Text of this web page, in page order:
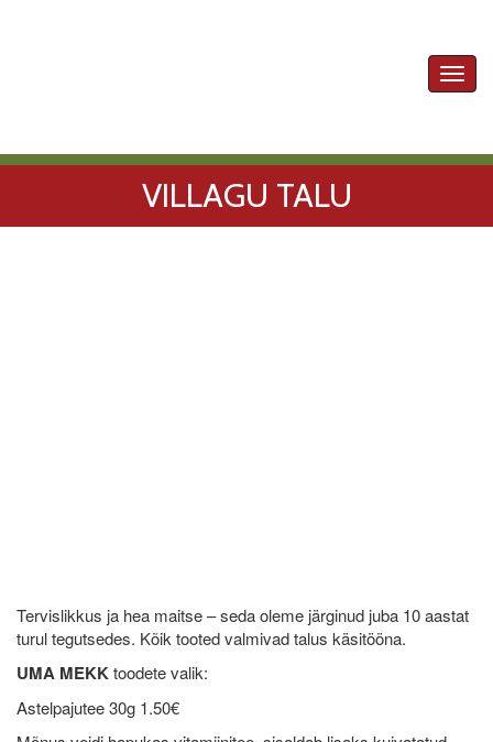
VILLAGU TALU
Tervislikkus ja hea maitse – seda oleme järginud juba 10 aastat
turul tegutsedes. Kõik tooted valmivad talus käsitööna.
UMA MEKKtoodete valik:
Astelpajutee 30g 1.50€